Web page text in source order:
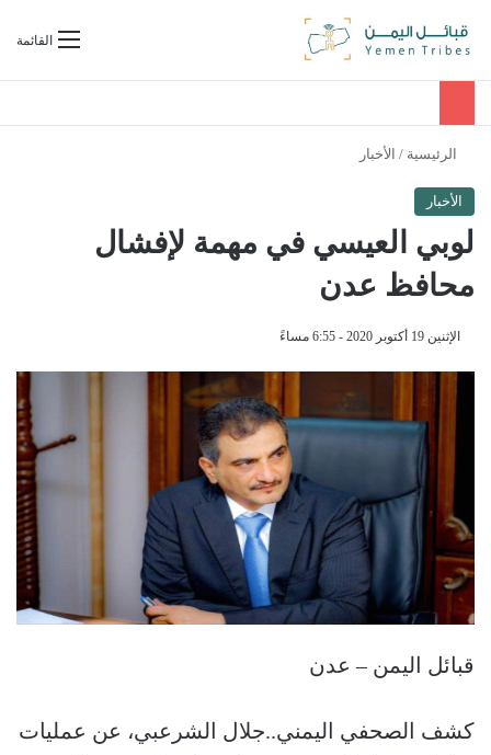
القائمةبحث عن
الرئيسية / الأخبار
الأخبار
لوبي العيسي في مهمة لإفشال
محافظ عدن
الإثنين 19 أكتوبر 2020 - 6:55 مساءً
قبائل اليمن – عدن
كشف الصحفي اليمني..جلال الشرعبي، عن عمليات